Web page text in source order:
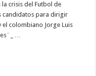
crisis del Futbol de
candidatos para dirigir
el colombiano Jorge Luis
…